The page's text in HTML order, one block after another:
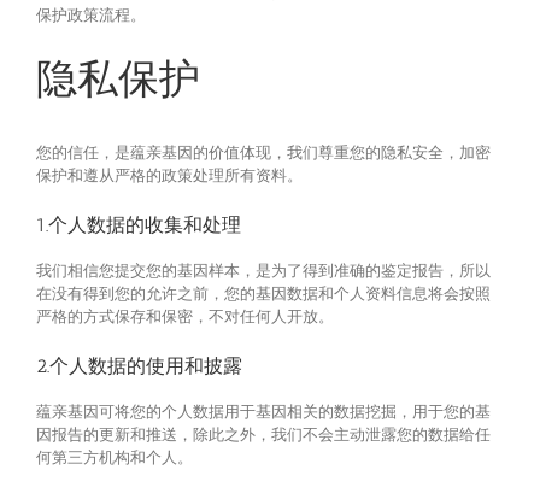
保护政策流程。
隐私保护
您的信任，是蕴亲基因的价值体现，我们尊重您的隐私安全，加密
保护和遵从严格的政策处理所有资料。
1.个人数据的收集和处理
我们相信您提交您的基因样本，是为了得到准确的鉴定报告，所以
在没有得到您的允许之前，您的基因数据和个人资料信息将会按照
严格的方式保存和保密，不对任何人开放。
2.个人数据的使用和披露
蕴亲基因可将您的个人数据用于基因相关的数据挖掘，用于您的基
因报告的更新和推送，除此之外，我们不会主动泄露您的数据给任
何第三方机构和个人。